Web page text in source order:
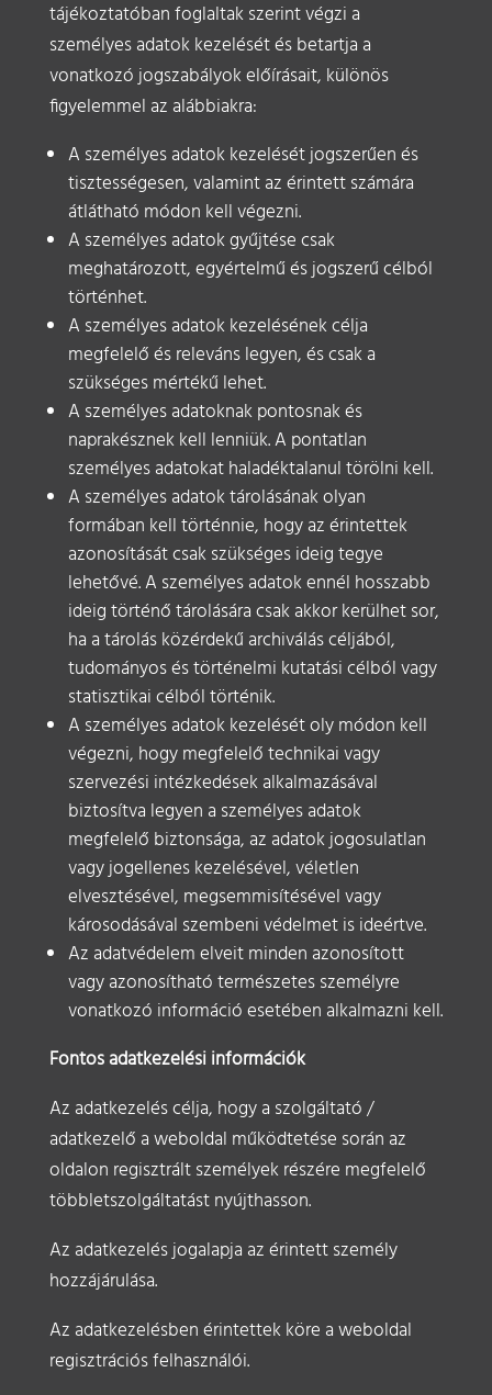
tájékoztatóban foglaltak szerint végzi a
személyes adatok kezelését és betartja a
vonatkozó jogszabályok előírásait, különös
figyelemmel az alábbiakra:
A személyes adatok kezelését jogszerűen és
tisztességesen, valamint az érintett számára
átlátható módon kell végezni.
A személyes adatok gyűjtése csak
meghatározott, egyértelmű és jogszerű célból
történhet.
A személyes adatok kezelésének célja
megfelelő és releváns legyen, és csak a
szükséges mértékű lehet.
A személyes adatoknak pontosnak és
naprakésznek kell lenniük. A pontatlan
személyes adatokat haladéktalanul törölni kell.
A személyes adatok tárolásának olyan
formában kell történnie, hogy az érintettek
azonosítását csak szükséges ideig tegye
lehetővé. A személyes adatok ennél hosszabb
ideig történő tárolására csak akkor kerülhet sor,
ha a tárolás közérdekű archiválás céljából,
tudományos és történelmi kutatási célból vagy
statisztikai célból történik.
A személyes adatok kezelését oly módon kell
végezni, hogy megfelelő technikai vagy
szervezési intézkedések alkalmazásával
biztosítva legyen a személyes adatok
megfelelő biztonsága, az adatok jogosulatlan
vagy jogellenes kezelésével, véletlen
elvesztésével, megsemmisítésével vagy
károsodásával szembeni védelmet is ideértve.
Az adatvédelem elveit minden azonosított
vagy azonosítható természetes személyre
vonatkozó információ esetében alkalmazni kell.
Fontos adatkezelési információk
Az adatkezelés célja, hogy a szolgáltató /
adatkezelő a weboldal működtetése során az
oldalon regisztrált személyek részére megfelelő
többletszolgáltatást nyújthasson.
Az adatkezelés jogalapja az érintett személy
hozzájárulása.
Az adatkezelésben érintettek köre a weboldal
regisztrációs felhasználói.